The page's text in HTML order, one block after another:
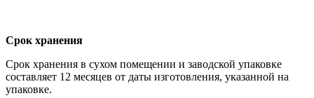
Срок хранения
Срок хранения в сухом помещении и заводской упаковке
составляет 12 месяцев от даты изготовления, указанной на
упаковке.